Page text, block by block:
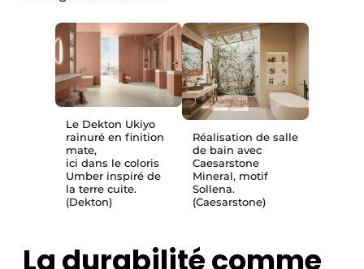
Le Dekton Ukiyo
rainuré en finition
mate,
ici dans le coloris
Umber inspiré de
la terre cuite.
(Dekton)
Réalisation de salle
de bain avec
Caesarstone
Mineral, motif
Sollena.
(Caesarstone)
La durabilité comme